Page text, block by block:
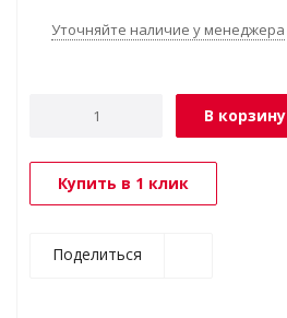
Уточняйте наличие у менеджера
В корзину
Купить в 1 клик
Поделиться